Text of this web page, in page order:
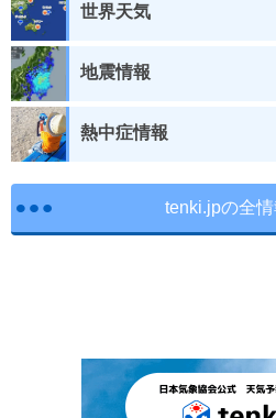
世界天気
地震情報
熱中症情報
tenki.jpの全